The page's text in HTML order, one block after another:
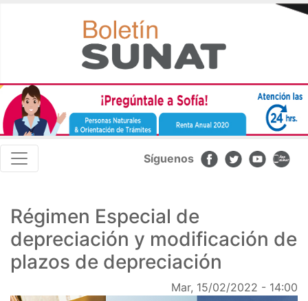
Navegación
principal
Síguenos
Régimen Especial de
depreciación y modificación de
plazos de depreciación
Mar, 15/02/2022 - 14:00